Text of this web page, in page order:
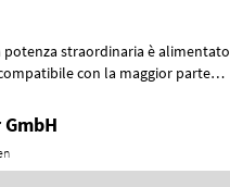
straordinaria è alimentato
con la maggior parte